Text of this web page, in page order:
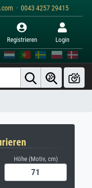
· 0043 4257 29415
Registrieren Login
Höhe (Motiv, cm)